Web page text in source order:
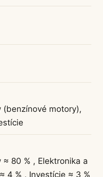
motory),
80 % , Elektronika a
4 % , Investície ≈ 3 %